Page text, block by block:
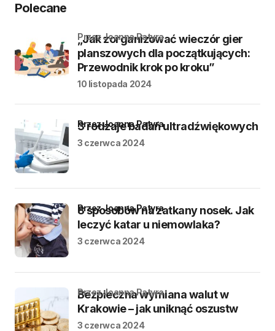
Polecane
„Jak zorganizować wieczór gier
planszowych dla początkujących:
Przewodnik krok po kroku”
przez Joanna Patyra
10 listopada 2024
3 rodzaje badań ultradźwiękowych
przez Joanna Patyra
3 czerwca 2024
8 sposobów na zatkany nosek. Jak
leczyć katar u niemowlaka?
przez Joanna Patyra
3 czerwca 2024
Bezpieczna wymiana walut w
Krakowie – jak uniknąć oszustw
przez Joanna Patyra
3 czerwca 2024